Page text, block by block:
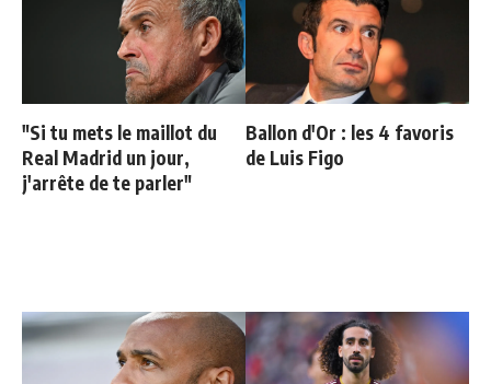
"Si tu mets le maillot du
Real Madrid un jour,
j'arrête de te parler"
Ballon d'Or : les 4 favoris
de Luis Figo